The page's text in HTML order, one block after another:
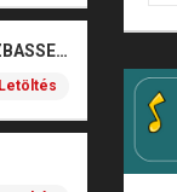
SOBEL – BOŻE (NOIZBASSES REMIX)
Letöltés